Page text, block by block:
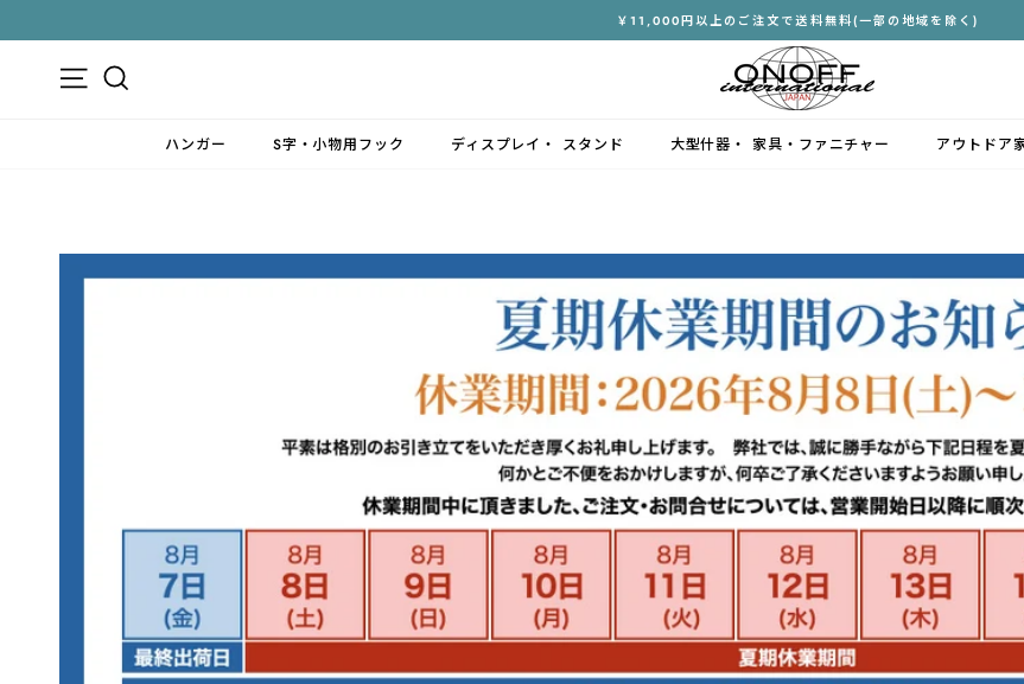
キ
ス
ラ
イ
止
す
る
￥11,000円以上のご注文で送料無料(一部の地域を除く)
メニュー
ハンガー S字・小物用フック ディスプレイ・ スタンド 大型什器・ 家具・ファニチャー アウトドア